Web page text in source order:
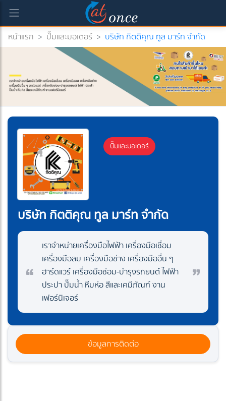
หน้าแรก > ปั๊มและมอเตอร์ > บริษัท กิตติคุณ ทูล มาร์ท จำกัด
ปั๊มและมอเตอร์
บริษัท กิตติคุณ ทูล มาร์ท จำกัด
เราจำหน่ายเครื่องมือไฟฟ้า เครื่องมือเชื่อม
เครื่องมือลม เครื่องมือช่าง เครื่องมืออื่น ๆ
ฮาร์ดแวร์ เครื่องมือซ่อม-บำรุงรถยนต์ ไฟฟ้า
ประปา ปั๊มน้ำ หีบห่อ สีและเคมีภัณฑ์ งาน
เฟอร์นิเจอร์
ข้อมูลการติดต่อ